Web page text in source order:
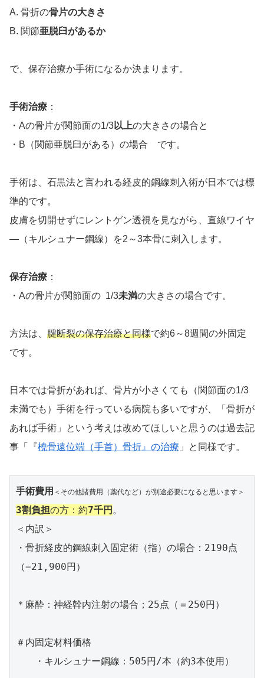
A. 骨折の骨片の大きさ
B. 関節亜脱臼があるか
で、保存治療か手術になるか決まります。
手術治療 ：
・Aの骨片が関節面の1/3以上の大きさの場合と
・B（関節亜脱臼がある）の場合 です。
手術は、石黒法と言われる経皮的鋼線刺入術が日本では標
準的です。
皮膚を切開せずにレントゲン透視を見ながら、直線ワイヤ
―（キルシュナー鋼線）を2～3本骨に刺入します。
保存治療 ：
・Aの骨片が関節面の 1/3未満の大きさの場合です。
方法は、 腱断裂の保存治療と同様で約6～8週間の外固定
です。
日本では骨折があれば、骨片が小さくても（関節面の1/3
未満でも）手術を行っている病院も多いですが、「骨折が
あれば手術」という考えは改めてほしいと思うのは過去記
事「『橈骨遠位端（手首）骨折』の治療 」と同様です。
手術費用 ＜その他諸費用（薬代など）が別途必要になると思います＞
3割負担の方：約7千円 。
＜内訳＞
・骨折経皮的鋼線刺入固定術（指）の場合：2190点
（=21,900円）
＊麻酔：神経幹内注射の場合；25点（＝250円）
＃内固定材料価格
・キルシュナー鋼線：505円/本（約3本使用）